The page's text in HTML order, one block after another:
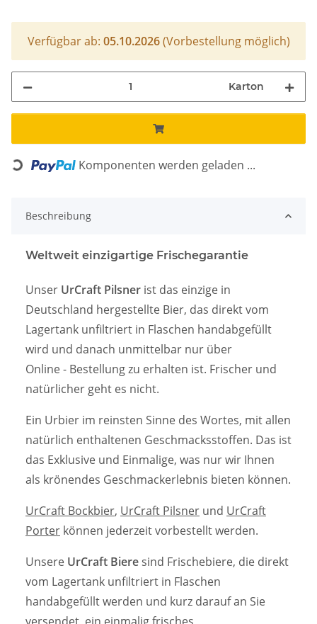
Verfügbar ab: 05.10.2026(Vorbestellung möglich)
Karton
Loading... Komponenten werden geladen ...
Beschreibung
Weltweit einzigartige Frischegarantie
Unser UrCraft Pilsner ist das einzige in
Deutschland hergestellte Bier, das direkt vom
Lagertank unfiltriert in Flaschen handabgefüllt
wird und danach unmittelbar nur über
Online - Bestellung zu erhalten ist. Frischer und
natürlicher geht es nicht.
Ein Urbier im reinsten Sinne des Wortes, mit allen
natürlich enthaltenen Geschmacksstoffen. Das ist
das Exklusive und Einmalige, was nur wir Ihnen
als krönendes Geschmackerlebnis bieten können.
UrCraft Bockbier, UrCraft Pilsner und UrCraft
Porter können jederzeit vorbestellt werden.
Unsere UrCraft Biere sind Frischebiere, die direkt
vom Lagertank unfiltriert in Flaschen
handabgefüllt werden und kurz darauf an Sie